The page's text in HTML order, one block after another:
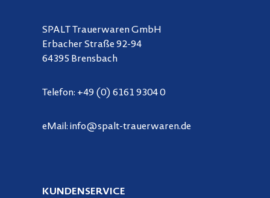
SPALT Trauerwaren GmbH
Erbacher Straße 92-94
64395 Brensbach
Telefon: +49 (0) 6161 9304 0
eMail: info@spalt-trauerwaren.de
KUNDENSERVICE